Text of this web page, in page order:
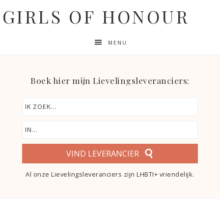
GIRLS OF HONOUR
MENU
Boek hier mijn Lievelingsleveranciers:
VIND LEVERANCIER
Al onze Lievelingsleveranciers zijn LHBTI+ vriendelijk.